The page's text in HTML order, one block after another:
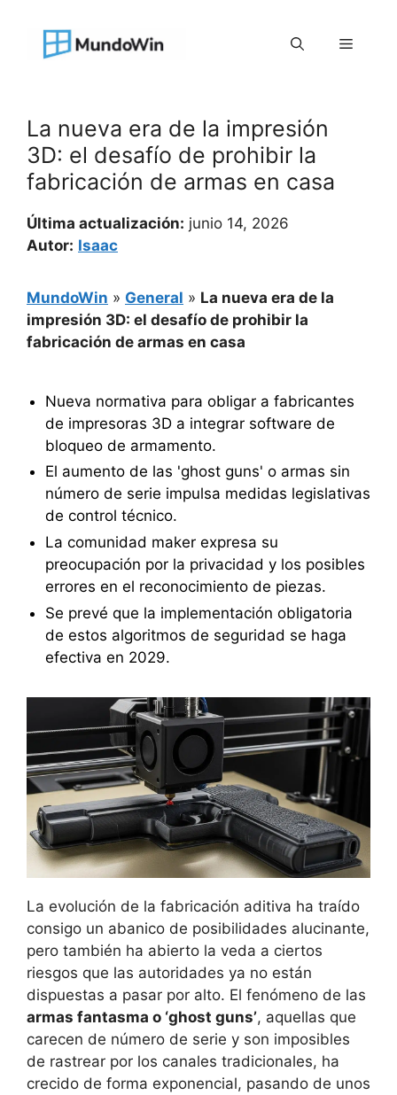
contenido
Menú
La nueva era de la impresión
3D: el desafío de prohibir la
fabricación de armas en casa
Última actualización: junio 14, 2026
Autor: Isaac
MundoWin » General » La nueva era de la
impresión 3D: el desafío de prohibir la
fabricación de armas en casa
Nueva normativa para obligar a fabricantes
de impresoras 3D a integrar software de
bloqueo de armamento.
El aumento de las 'ghost guns' o armas sin
número de serie impulsa medidas legislativas
de control técnico.
La comunidad maker expresa su
preocupación por la privacidad y los posibles
errores en el reconocimiento de piezas.
Se prevé que la implementación obligatoria
de estos algoritmos de seguridad se haga
efectiva en 2029.
La evolución de la fabricación aditiva ha traído
consigo un abanico de posibilidades alucinante,
pero también ha abierto la veda a ciertos
riesgos que las autoridades ya no están
dispuestas a pasar por alto. El fenómeno de las
armas fantasma o ‘ghost guns’, aquellas que
carecen de número de serie y son imposibles
de rastrear por los canales tradicionales, ha
crecido de forma exponencial, pasando de unos